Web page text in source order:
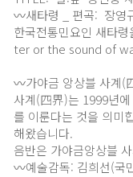
〰️새타령 _ 편곡: 장영
한국전통민요인 새타
ter or the sound of
〰️가야금 앙상블 사계(
사계(四界)는 1999년
를 이룬다는 것을 의미
해왔습니다.
음반은 가야금앙상블
〰️예술감독: 김희선(국